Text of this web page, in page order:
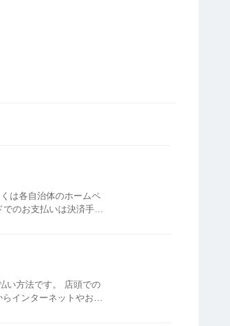
は各自治体のホームペ
い方法です。 店頭での
インターネットやお電